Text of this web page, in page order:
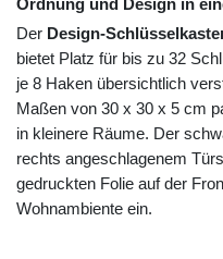
Ordnung und Design in
Der Design-
bietet Platz für bis zu 32
je 8 Haken übersichtlich
Maßen von 30 x 30 x 5 cm
in kleinere Räume. Der
rechts angeschlagenem
gedruckten Folie auf der
Wohnambiente ein.